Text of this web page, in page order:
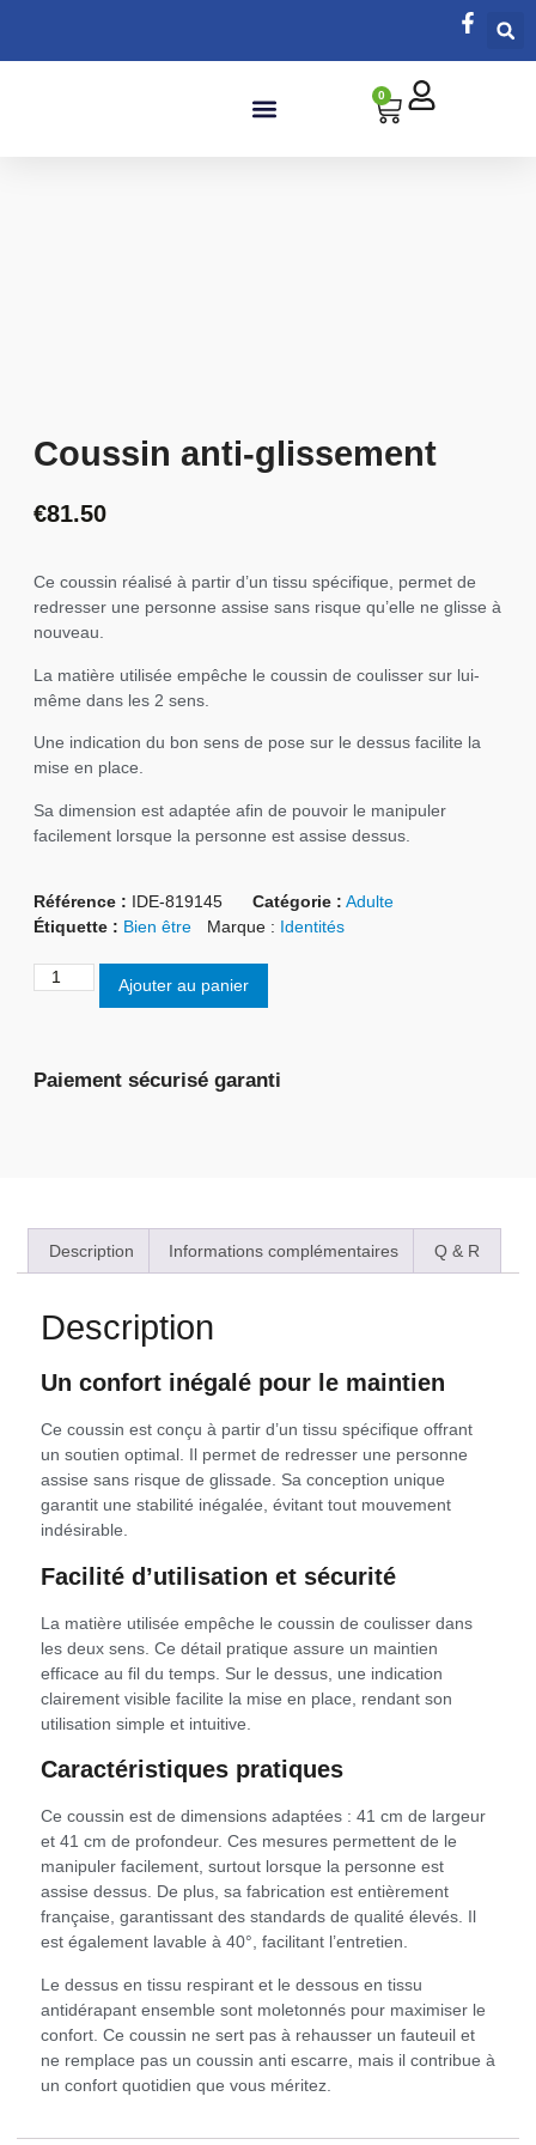
0
Coussin anti-glissement
€81.50
Ce coussin réalisé à partir d’un tissu spécifique, permet de
redresser une personne assise sans risque qu’elle ne glisse à
nouveau.
La matière utilisée empêche le coussin de coulisser sur lui-
même dans les 2 sens.
Une indication du bon sens de pose sur le dessus facilite la
mise en place.
Sa dimension est adaptée afin de pouvoir le manipuler
facilement lorsque la personne est assise dessus.
Référence : IDE-819145 Catégorie : Adulte
Étiquette : Bien être Marque : Identités
Ajouter au panier
Paiement sécurisé garanti
Description Informations complémentaires Q & R
Description
Un confort inégalé pour le maintien
Ce coussin est conçu à partir d’un tissu spécifique offrant
un soutien optimal. Il permet de redresser une personne
assise sans risque de glissade. Sa conception unique
garantit une stabilité inégalée, évitant tout mouvement
indésirable.
Facilité d’utilisation et sécurité
La matière utilisée empêche le coussin de coulisser dans
les deux sens. Ce détail pratique assure un maintien
efficace au fil du temps. Sur le dessus, une indication
clairement visible facilite la mise en place, rendant son
utilisation simple et intuitive.
Caractéristiques pratiques
Ce coussin est de dimensions adaptées : 41 cm de largeur
et 41 cm de profondeur. Ces mesures permettent de le
manipuler facilement, surtout lorsque la personne est
assise dessus. De plus, sa fabrication est entièrement
française, garantissant des standards de qualité élevés. Il
est également lavable à 40°, facilitant l’entretien.
Le dessus en tissu respirant et le dessous en tissu
antidérapant ensemble sont moletonnés pour maximiser le
confort. Ce coussin ne sert pas à rehausser un fauteuil et
ne remplace pas un coussin anti escarre, mais il contribue à
un confort quotidien que vous méritez.